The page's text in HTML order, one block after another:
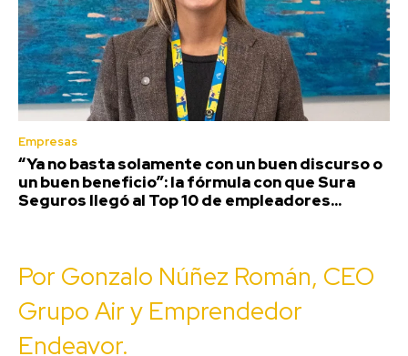
Empresas
“Ya no basta solamente con un buen discurso o
un buen beneficio”: la fórmula con que Sura
Seguros llegó al Top 10 de empleadores...
Por Gonzalo Núñez Román, CEO
Grupo Air y Emprendedor
Endeavor.